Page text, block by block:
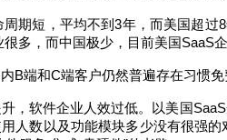
周期短，平均不到3年，而美国超过8
很多，而中国极少，目前美国SaaS
B端和C端客户仍然普遍存在习惯免
，软件企业人效过低。以美国SaaS
人数以及功能模块多少没有很强